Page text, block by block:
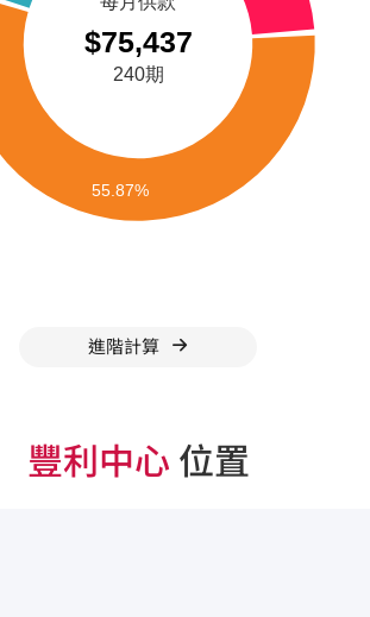
進階計算
豐利中心 位置